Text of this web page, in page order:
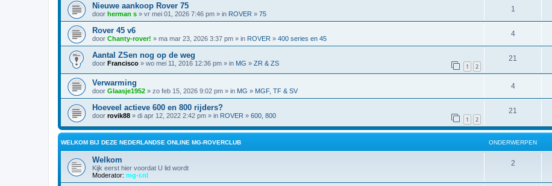
Nieuwe aankoop Rover 75
door herman s » vr mei 01, 2026 7:46 pm » in ROVER » 75
1
Rover 45 v6
door Chanty-rover! » ma mar 23, 2026 3:37 pm » in ROVER » 400 series en 45
4
Aantal ZSen nog op de weg
1 2
door Francisco » wo mei 11, 2016 12:36 pm » in MG » ZR & ZS
21
Verwarming
door Glaasje1952 » zo feb 15, 2026 9:02 pm » in MG » MGF, TF & SV
4
Hoeveel actieve 600 en 800 rijders?
1 2
door rovik88 » di apr 12, 2022 2:42 pm » in ROVER » 600, 800
21
WELKOM BIJ DEZE NEDERLANDSE ONLINE MG-ROVERCLUB ONDERWERPEN
Welkom
Kijk eerst hier voordat U lid wordt
Moderator: mg-r.nl
2